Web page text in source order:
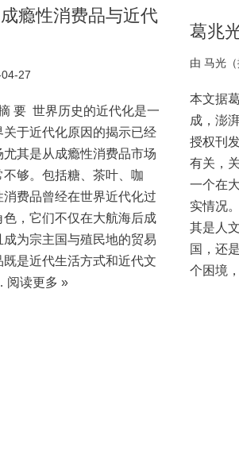
瘾性消费品与近代
27
要 世界历史的近代化是一
于近代化原因的揭示已经
其是从成瘾性消费品市场
够。包括糖、茶叶、咖
费品曾经在世界近代化过
，它们不仅在大航海后成
为宗主国与殖民地的贸易
是近代生活方式和近代文
阅读更多 »
葛兆
由 马光（
本文据
成，澎
授权刊
有关，
一个在
实情况
其是人
国，还
个困境